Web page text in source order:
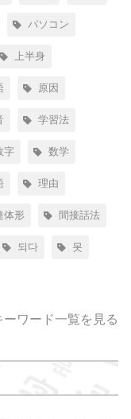
パソコン
上半身
原因
学習法
字 数学
理由
体形 間接話法
되다 못
ーワード一覧を見る